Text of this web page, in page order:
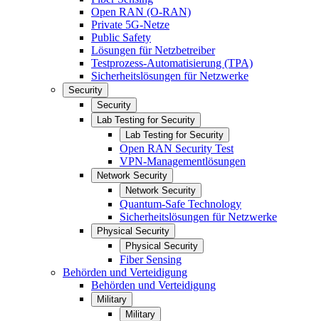
Open RAN (O-RAN)
Private 5G-Netze
Public Safety
Lösungen für Netzbetreiber
Testprozess-Automatisierung (TPA)
Sicherheitslösungen für Netzwerke
Security
Security
Lab Testing for Security
Lab Testing for Security
Open RAN Security Test
VPN-Managementlösungen
Network Security
Network Security
Quantum-Safe Technology
Sicherheitslösungen für Netzwerke
Physical Security
Physical Security
Fiber Sensing
Behörden und Verteidigung
Behörden und Verteidigung
Military
Military